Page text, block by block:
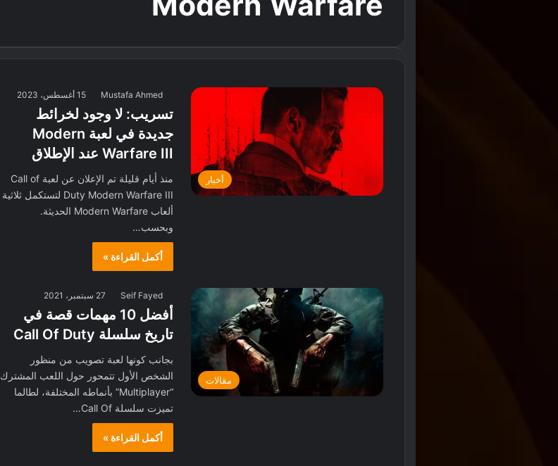
أخبار
Mustafa Ahmed 15 أغسطس، 2023
تسريب: لا وجود لخرائط
جديدة في لعبة Modern
Warfare III عند الإطلاق
منذ أيام قليلة تم الإعلان عن لعبة Call of
Duty Modern Warfare III لتستكمل ثلاثية
ألعاب Modern Warfare الحديثة.
وبحسب…
أكمل القراءة »
مقالات
Seif Fayed 27 سبتمبر، 2021
أفضل 10 مهمات قصة في
تاريخ سلسلة Call Of Duty
بجانب كونها لعبة تصويب من منظور
الشخص الأول تتمحور حول اللعب المشترك
“Multiplayer” بأنماطه المختلفة، لطالما
تميزت سلسلة Call Of…
أكمل القراءة »